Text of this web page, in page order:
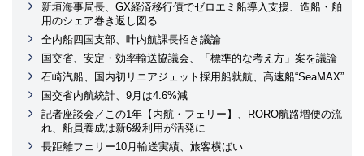
新垣海事局長、GX経済移行債でゼロエミ船導入支援、造船・舶
用のシェア巻き返し図る
全内船四国支部、叶内航課長招き議論
国交省、安定・効率輸送協議会、「標準的な考え方」案を議論
石崎汽船、国内初リニアジェット採用船就航、高速船“SeaMAX”
国交省内航統計、9月は4.6%減
記者座談会／この1年【内航・フェリー】、RORO航路増便の流
れ、船員養成は新6級利用が活発に
長距離フェリー10月輸送実績、旅客横ばい